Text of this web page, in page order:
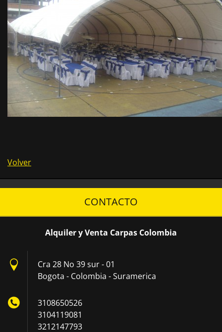
Volver
CONTACTO
Alquiler y Venta Carpas Colombia
Cra 28 No 39 sur - 01
Bogota - Colombia - Suramerica
3108650526
3104119081
3212147793